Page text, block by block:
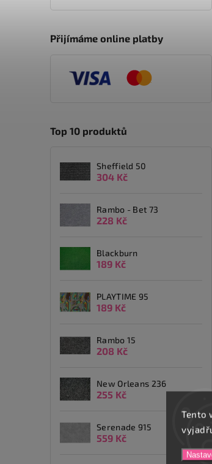
Tento
Přijímáme online platby
Top 10 produktů
Sheffield 50
304 Kč
Rambo - Bet 73
228 Kč
Blackburn
189 Kč
PLAYTIME 95
189 Kč
Rambo 15
208 Kč
New Orleans 236
255 Kč
Serenade 915
559 Kč